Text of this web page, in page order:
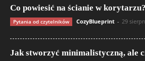
Co powiesić na ścianie w korytarzu?
Pytania od czytelników CozyBlueprint - 29
Jak stworzyć minimalistyczną, ale